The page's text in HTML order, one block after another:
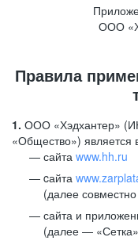
ООО
Правила
1. ООО «Хэдхантер»
«Общество») является
сайта www.hh.ru
cайта
(далее
сайта и
(далее —